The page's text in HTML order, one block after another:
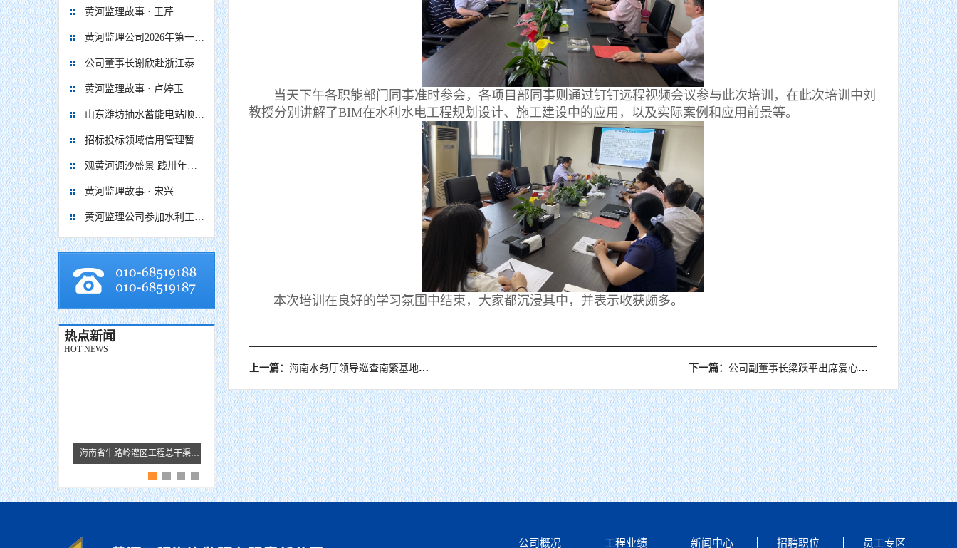
黄河监理故事 · 王芹
黄河监理公司2026年第一次 股东会、董事会、监事会顺利召开
公司董事长谢欣赴浙江泰顺抽水蓄能电站项目调研慰问
黄河监理故事 · 卢婷玉
山东潍坊抽水蓄能电站顺利通过蓄水阶段移民安置省级终验
招标投标领域信用管理暂行办法
观黄河调沙盛景 践卅年监理初心
黄河监理故事 · 宋兴
黄河监理公司参加水利工程移民安置监督评估企业座谈会
热点新闻
HOT NEWS
海南省牛路岭灌区工程总干渠1#隧洞无压段提前5个月贯通 黄河监理故事 · 王芹 黄河监理公司2026年第一次 股东会、董事会、监事会顺利召开 公司董事长谢欣赴浙江泰顺抽水蓄能电站项目调研慰问
当天下午各职能部门同事准时参会，各项目部同事则通过钉钉远程视频会议参与此次培训，在此次培训中刘
教授分别讲解了BIM在水利水电工程规划设计、施工建设中的应用，以及实际案例和应用前景等。
本次培训在良好的学习氛围中结束，大家都沉浸其中，并表示收获颇多。
上一篇： 海南水务厅领导巡查南繁基地水利设施（乐东、三亚片）项目 下一篇： 公司副董事长梁跃平出席爱心捐赠仪式
公司概况 工程业绩 新闻中心 招聘职位 员工专区